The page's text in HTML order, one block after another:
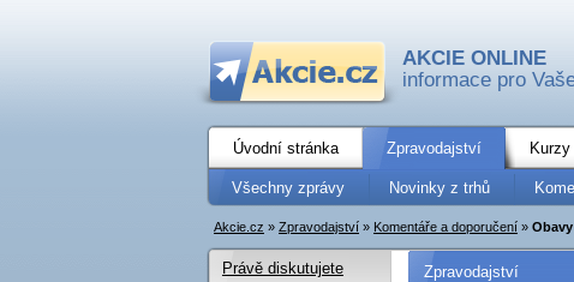
AKCIE ONLINE
informace pro
Úvodní stránka Zpravodajství
Všechny zprávy Novinky z trhů
Akcie.cz » Zpravodajství » Komentáře a doporučení »
Zpravodajství
Právě diskutujete